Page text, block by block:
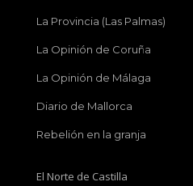
La Provincia (Las Palmas)
La Opinión de Coruña
La Opinión de Málaga
Diario de Mallorca
Rebelión en la granja
El Norte de Castilla